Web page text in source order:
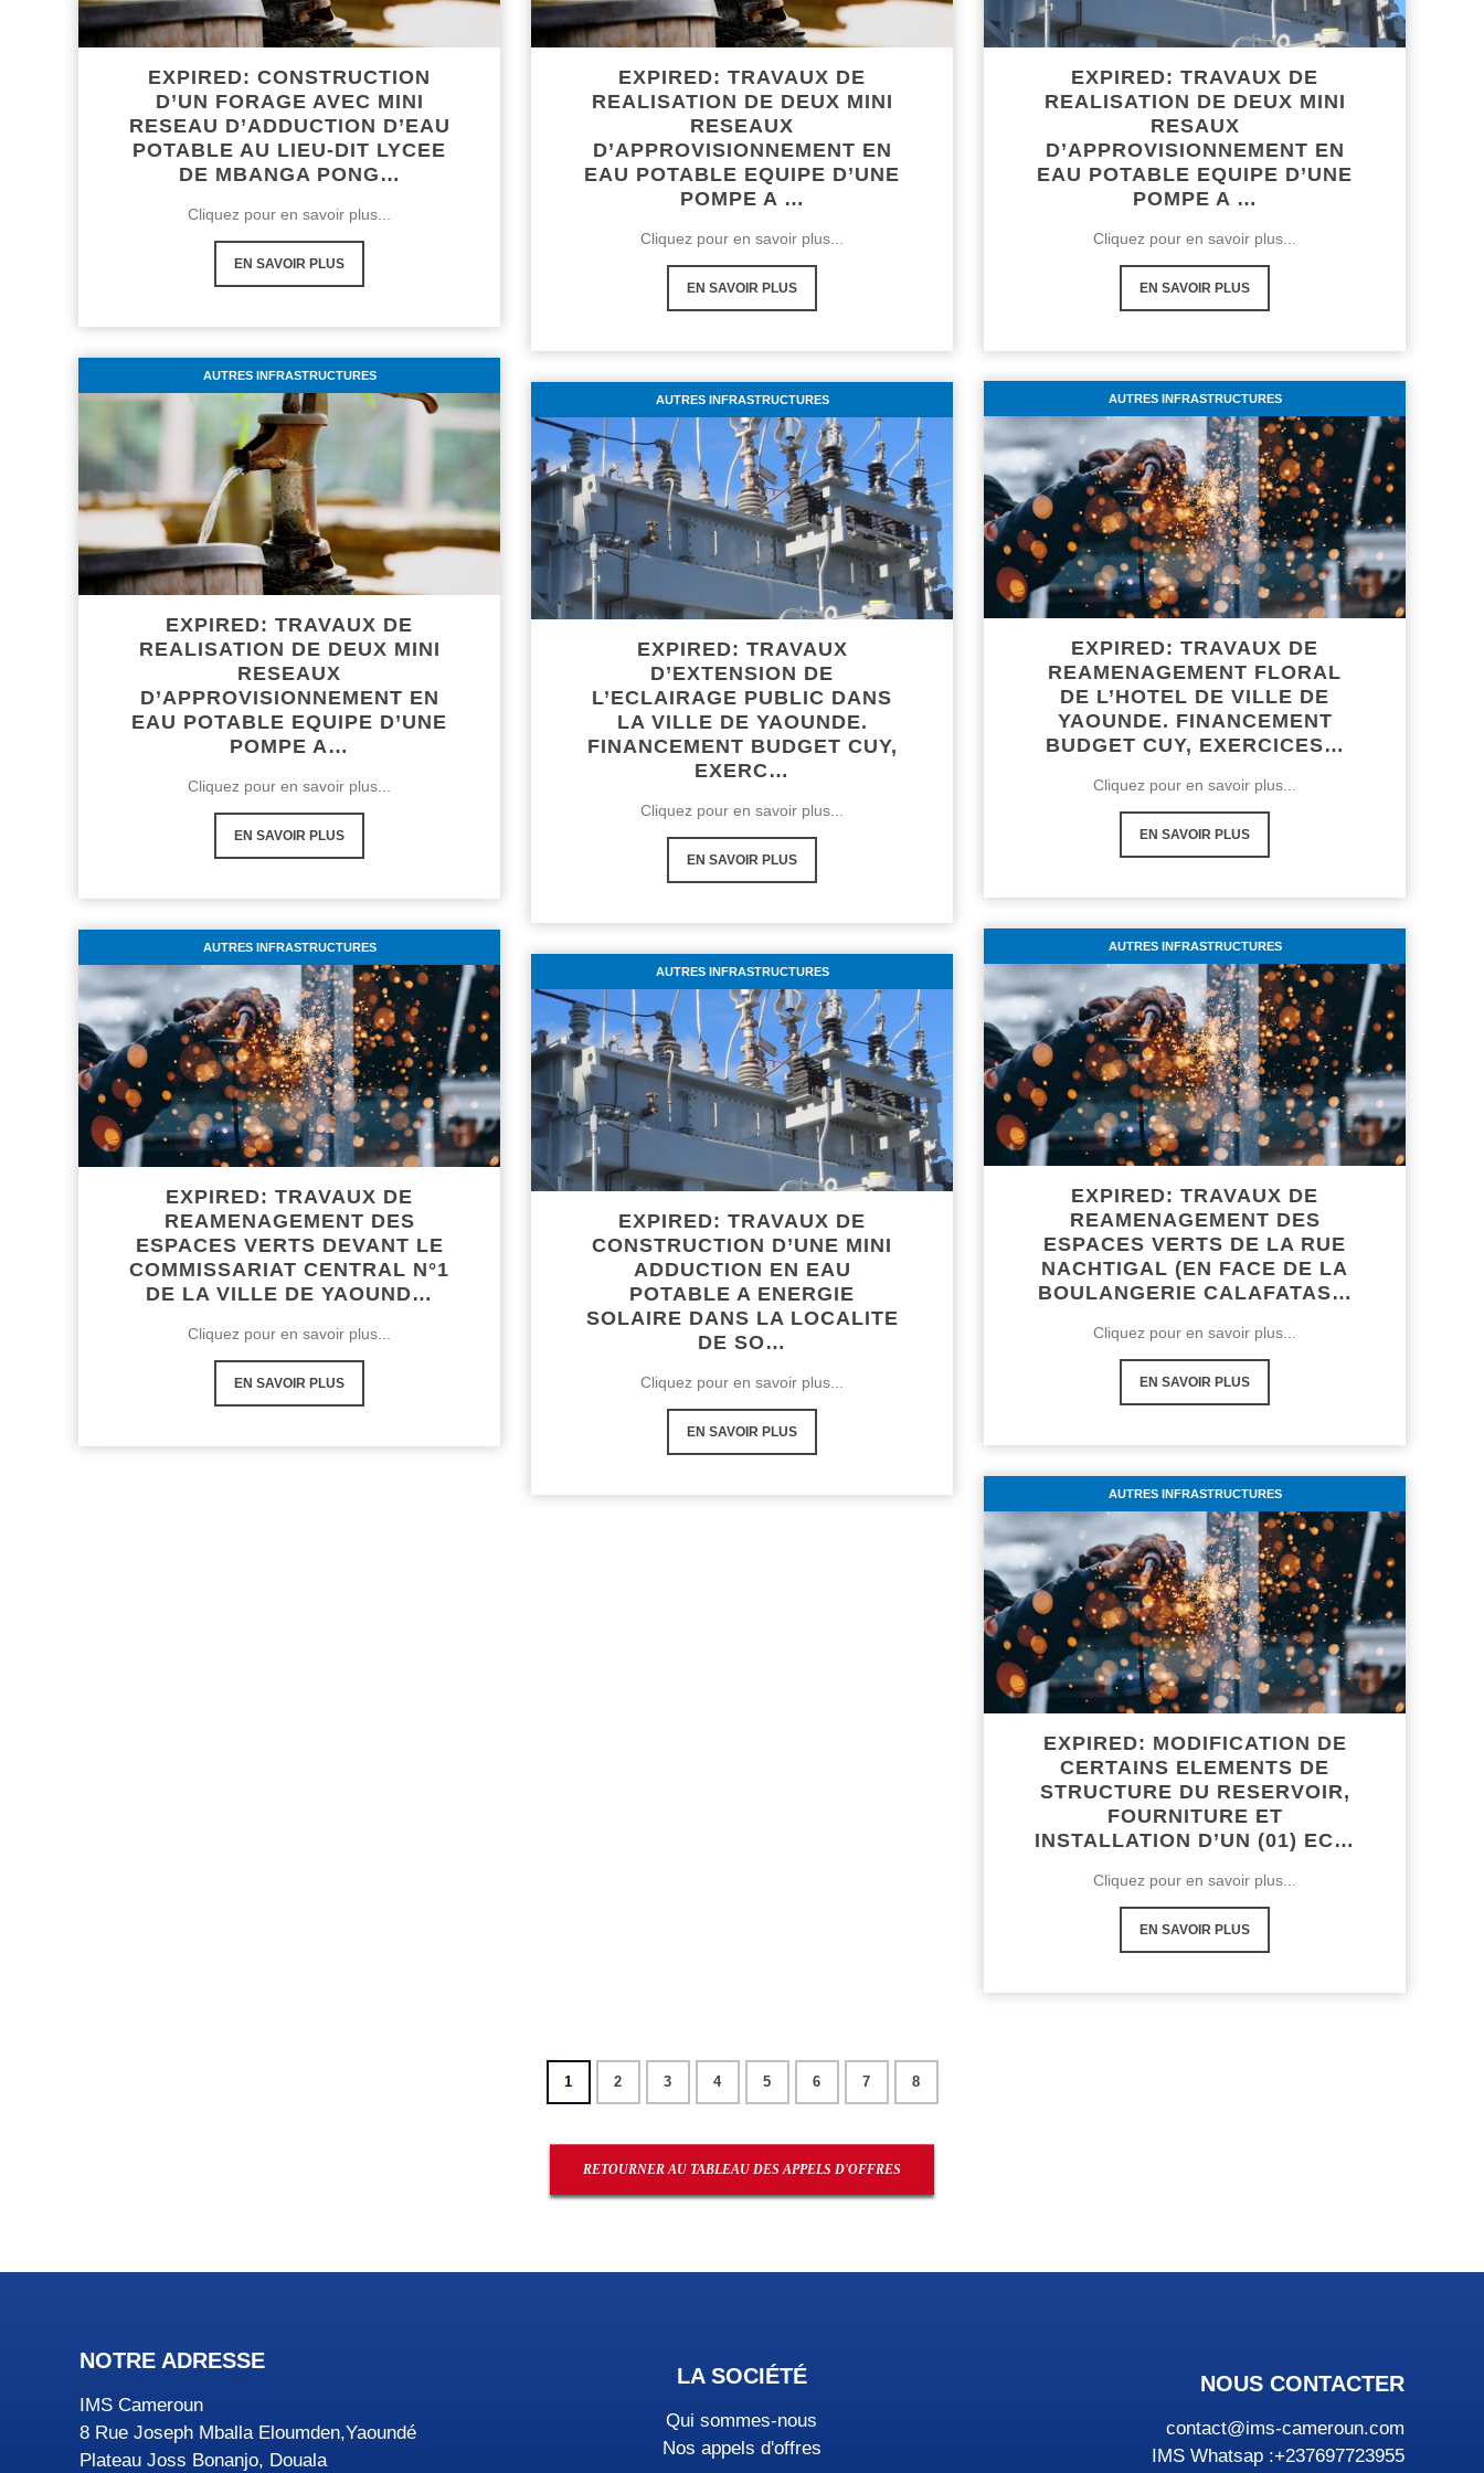
EXPIRED: CONSTRUCTION
D’UN FORAGE AVEC MINI
RESEAU D’ADDUCTION D’EAU
POTABLE AU LIEU-DIT LYCEE
DE MBANGA PONG…
Cliquez pour en savoir plus...
EN SAVOIR PLUS
EXPIRED: TRAVAUX DE
REALISATION DE DEUX MINI
RESEAUX
D’APPROVISIONNEMENT EN
EAU POTABLE EQUIPE D’UNE
POMPE A …
Cliquez pour en savoir plus...
EN SAVOIR PLUS
EXPIRED: TRAVAUX DE
REALISATION DE DEUX MINI
RESAUX
D’APPROVISIONNEMENT EN
EAU POTABLE EQUIPE D’UNE
POMPE A …
Cliquez pour en savoir plus...
EN SAVOIR PLUS
AUTRES INFRASTRUCTURES
EXPIRED: TRAVAUX DE
REALISATION DE DEUX MINI
RESEAUX
D’APPROVISIONNEMENT EN
EAU POTABLE EQUIPE D’UNE
POMPE A…
Cliquez pour en savoir plus...
EN SAVOIR PLUS
AUTRES INFRASTRUCTURES
EXPIRED: TRAVAUX DE
REAMENAGEMENT FLORAL
DE L’HOTEL DE VILLE DE
YAOUNDE. FINANCEMENT
BUDGET CUY, EXERCICES…
Cliquez pour en savoir plus...
EN SAVOIR PLUS
AUTRES INFRASTRUCTURES
EXPIRED: TRAVAUX
D’EXTENSION DE
L’ECLAIRAGE PUBLIC DANS
LA VILLE DE YAOUNDE.
FINANCEMENT BUDGET CUY,
EXERC…
Cliquez pour en savoir plus...
EN SAVOIR PLUS
AUTRES INFRASTRUCTURES
EXPIRED: TRAVAUX DE
REAMENAGEMENT DES
ESPACES VERTS DE LA RUE
NACHTIGAL (EN FACE DE LA
BOULANGERIE CALAFATAS…
Cliquez pour en savoir plus...
EN SAVOIR PLUS
AUTRES INFRASTRUCTURES
EXPIRED: TRAVAUX DE
REAMENAGEMENT DES
ESPACES VERTS DEVANT LE
COMMISSARIAT CENTRAL N°1
DE LA VILLE DE YAOUND…
Cliquez pour en savoir plus...
EN SAVOIR PLUS
AUTRES INFRASTRUCTURES
EXPIRED: TRAVAUX DE
CONSTRUCTION D’UNE MINI
ADDUCTION EN EAU
POTABLE A ENERGIE
SOLAIRE DANS LA LOCALITE
DE SO…
Cliquez pour en savoir plus...
EN SAVOIR PLUS
AUTRES INFRASTRUCTURES
EXPIRED: MODIFICATION DE
CERTAINS ELEMENTS DE
STRUCTURE DU RESERVOIR,
FOURNITURE ET
INSTALLATION D’UN (01) EC…
Cliquez pour en savoir plus...
EN SAVOIR PLUS
1 2 3 4 5 6 7 8
RETOURNER AU TABLEAU DES APPELS D'OFFRES
NOTRE ADRESSE
IMS Cameroun
8 Rue Joseph Mballa Eloumden,Yaoundé
Plateau Joss Bonanjo, Douala
LA SOCIÉTÉ
Qui sommes-nous
Nos appels d'offres
NOUS CONTACTER
contact@ims-cameroun.com
IMS Whatsap :+237697723955